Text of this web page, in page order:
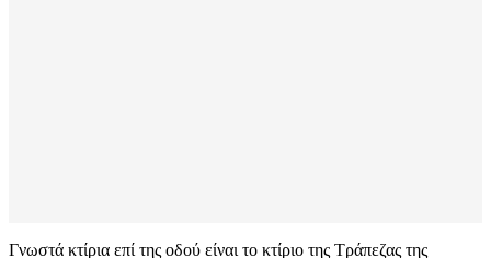
Γνωστά κτίρια επί της οδού είναι το κτίριο της Τράπεζας της